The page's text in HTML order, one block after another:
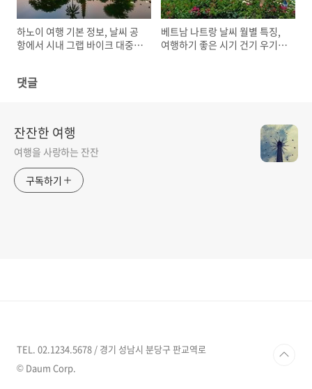
하노이 여행 기본 정보, 날씨 공
항에서 시내 그랩 바이크 대중교
베트남 나트랑 날씨 월별 특징,
여행하기 좋은 시기 건기 우기
댓글
잔잔한 여행
여행을 사랑하는 잔잔
구독하기
TEL. 02.1234.5678 / 경기 성남시 분당구 판교역로
© Daum Corp.